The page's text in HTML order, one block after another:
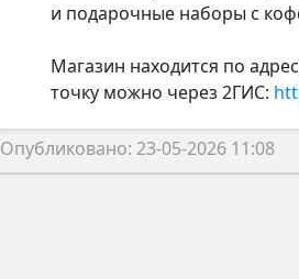
и подарочные наборы с
Магазин находится по
точку можно через 2ГИС:
Опубликовано: 23-05-2026 11:08